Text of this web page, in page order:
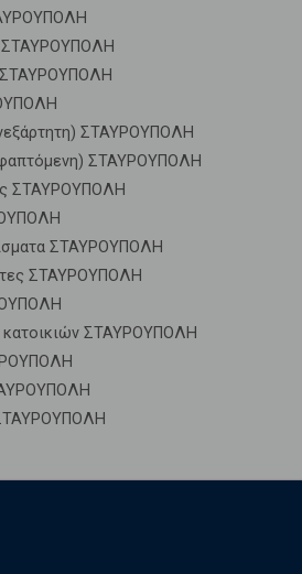
ΣΤΑΥΡΟΥΠΟΛΗ
ΣΤΑΥΡΟΥΠΟΛΗ
ΣΤΑΥΡΟΥΠΟΛΗ
ΣΤΑΥΡΟΥΠΟΛΗ
ΣΤΑΥΡΟΥΠΟΛΗ
ΣΤΑΥΡΟΥΠΟΛΗ
ΣΤΑΥΡΟΥΠΟΛΗ
ΣΤΑΥΡΟΥΠΟΛΗ